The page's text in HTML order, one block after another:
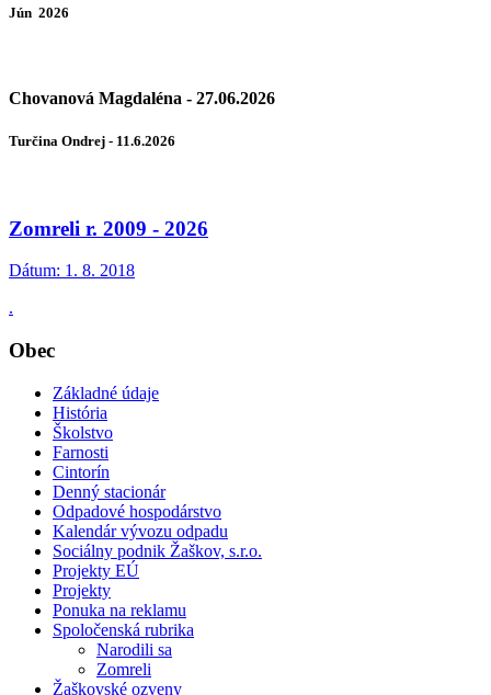
Jún 2026
Chovanová Magdaléna - 27.06.2026
Turčina Ondrej - 11.6.2026
Zomreli r. 2009 - 2026
Dátum: 1. 8. 2018
.
Obec
Základné údaje
História
Školstvo
Farnosti
Cintorín
Denný stacionár
Odpadové hospodárstvo
Kalendár vývozu odpadu
Sociálny podnik Žaškov, s.r.o.
Projekty EÚ
Projekty
Ponuka na reklamu
Spoločenská rubrika
Narodili sa
Zomreli
Žaškovské ozveny